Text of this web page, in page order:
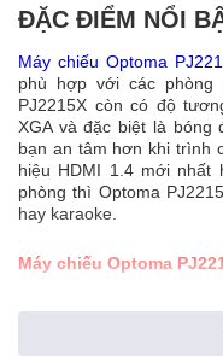
ĐẶC ĐIỂM NỔI
Máy chiếuOptoma
phù hợp với các phòng
PJ2215X còn có độ
XGA và đặc biệt là bóng
bạn an tâm hơn khi trình
hiệu HDMI 1.4 mới nhất
phòng thì Optoma
hay karaoke.
Máy chiếu Optoma
Công nghệ : DLP